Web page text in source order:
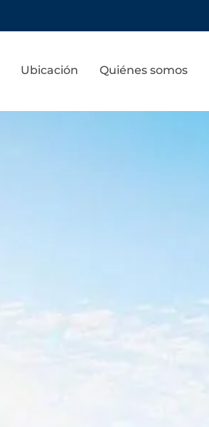
Ubicación Quiénes somos